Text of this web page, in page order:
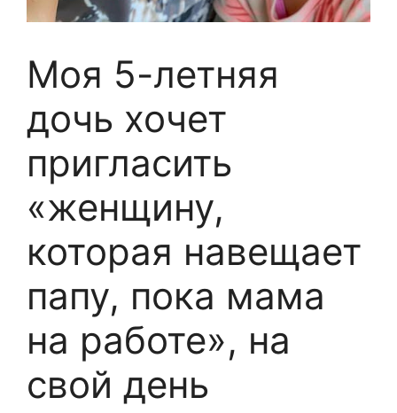
Моя 5-летняя
дочь хочет
пригласить
«женщину,
которая навещает
папу, пока мама
на работе», на
свой день